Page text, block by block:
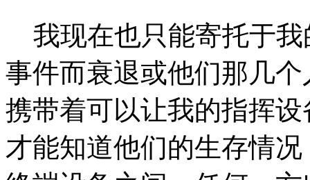
我现在也只能寄托于我
事件而衰退或他们那几
携带着可以让我的指挥
才能知道他们的生存情